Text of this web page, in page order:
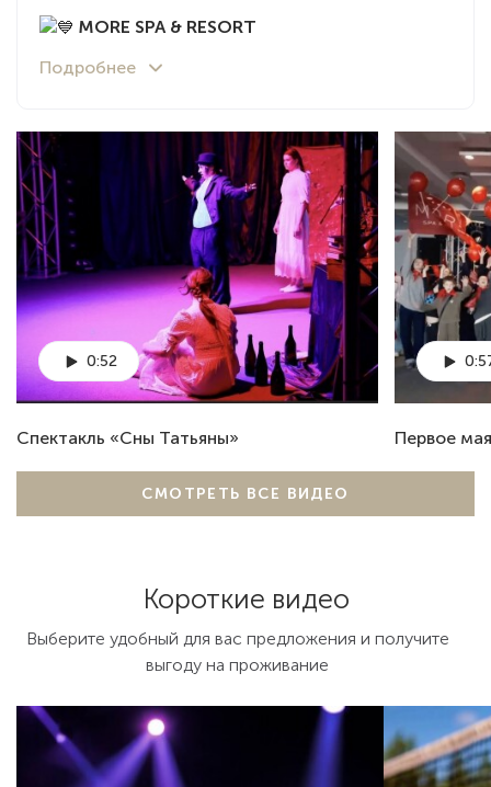
MORE SPA & RESORT
0:52
Спектакль «Сны Татьяны» Первое мая
СМОТРЕТЬ ВСЕ ВИДЕО
Короткие видео
Выберите удобный для вас предложения и получите
выгоду на проживание